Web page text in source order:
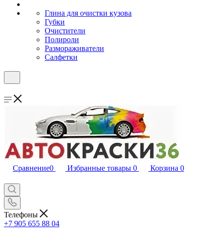
Глина для очистки кузова
Губки
Очистители
Полироли
Размораживатели
Салфетки
Сравнение0 Избранные товары 0 Корзина 0
Телефоны
+7 905 655 88 04